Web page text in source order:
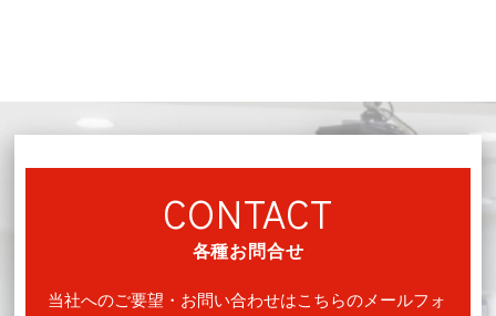
CONTACT
各種お問合せ
当社へのご要望・お問い合わせはこちらのメールフォ